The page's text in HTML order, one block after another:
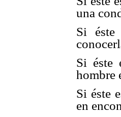
una
Si éste
Si éste
hombre
Si éste
en